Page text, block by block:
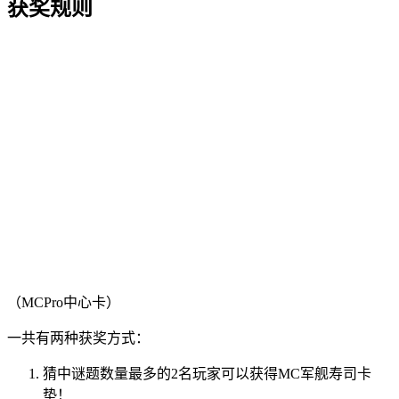
获奖规则
（MCPro中心卡）
一共有两种获奖方式：
猜中谜题数量最多的2名玩家可以获得MC军舰寿司卡
垫！